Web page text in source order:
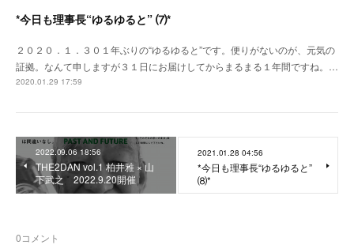
*今日も理事長“ゆるゆると” ⑺*
２０２０．１．３０１年ぶりの“ゆるゆると”です。便りがないのが、元気の
証拠。なんて申しますが３１日にお届けしてからまるまる１年間ですね。…
2020.01.29 17:59
2022.09.06 18:56
THE2DAN vol.1 柏井雅 × 山
下武之 2022.9.20開催
2021.01.28 04:56
*今日も理事長“ゆるゆると”
⑻*
0コメント